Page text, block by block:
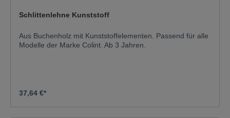
Schlittenlehne Kunststoff
Aus Buchenholz mit Kunststoffelementen. Passend für alle
Modelle der Marke Colint. Ab 3 Jahren.
37,64 €*